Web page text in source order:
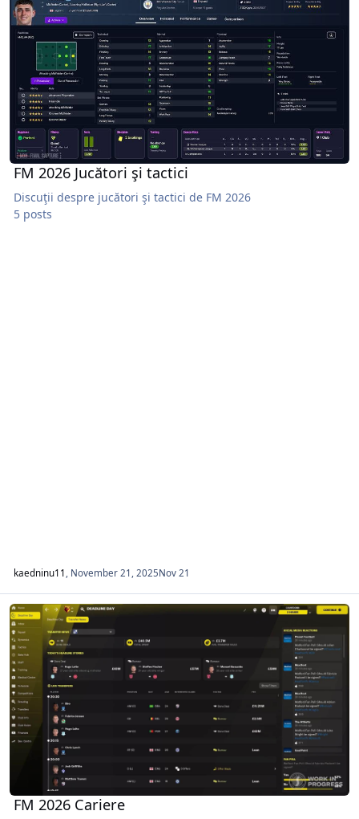
FM 2026 Jucători şi tactici
Discuţii despre jucători şi tactici de FM 2026
5 posts
kaedninu11 , November 21, 2025Nov 21
FM 2026 Cariere
FM 2026 Cariere